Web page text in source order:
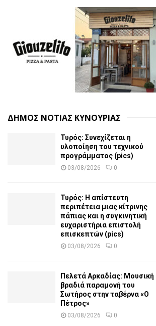
ΔΗΜΟΣ ΝΟΤΙΑΣ ΚΥΝΟΥΡΙΑΣ
Τυρός: Συνεχίζεται η
υλοποίηση του τεχνικού
προγράμματος (pics)
03/08/2026 0
Τυρός: Η απίστευτη
περιπέτεια μιας κίτρινης
πάπιας και η συγκινητική
ευχαριστήρια επιστολή
επισκεπτών (pics)
03/08/2026 0
Πελετά Αρκαδίας: Μουσική
βραδιά παραμονή του
Σωτήρος στην ταβέρνα «Ο
Πέτρος»
03/08/2026 0